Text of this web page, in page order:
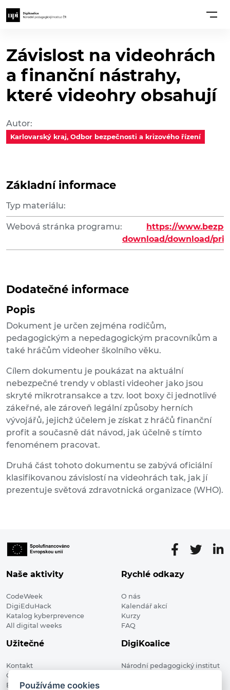
Závislost na videohrách
a finanční nástrahy,
které videohry obsahují
Autor:
Karlovarský kraj, Odbor bezpečnosti a krizového řízení
Základní informace
Typ materiálu:
Webová stránka programu:
https://
download/download/
Dodatečné informace
Popis
Dokument je určen zejména rodičům,
pedagogickým a nepedagogickým pracovníkům a
také hráčům videoher školního věku.
Cílem dokumentu je poukázat na aktuální
nebezpečné trendy v oblasti videoher jako jsou
skryté mikrotransakce a tzv. loot boxy či jednotlivé
zákeřné, ale zároveň legální způsoby herních
vývojářů, jejichž účelem je získat z hráčů finanční
profit a současně dát návod, jak účelně s tímto
fenoménem pracovat.
Druhá část tohoto dokumentu se zabývá oficiální
klasifikovanou závislostí na videohrách tak, jak jí
prezentuje světová zdravotnická organizace (WHO).
Naše aktivity
CodeWeek
DigiEduHack
Katalog kyberprevence
All digital weeks
Rychlé odkazy
O nás
Kalendář akcí
Kurzy
FAQ
Užitečné
Kontakt
Členské organizace
Blog
DigiKoalice
Národní pedagogický institut
Používáme cookies